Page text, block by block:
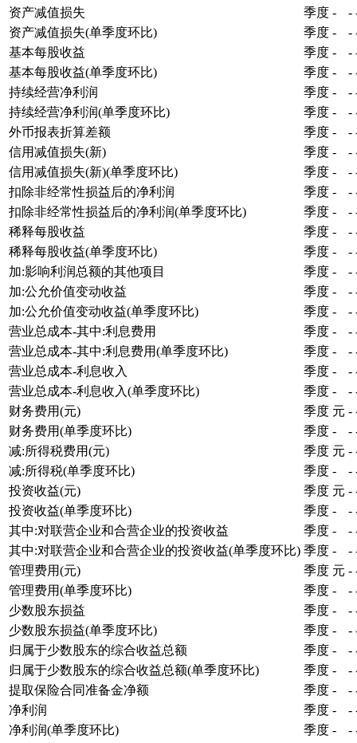
资产减值损失
季度 - -
资产减值损失(单季度环比)
季度 - -
基本每股收益
季度 - -
基本每股收益(单季度环比)
季度 - -
持续经营净利润
季度 - -
持续经营净利润(单季度环比)
季度 - -
外币报表折算差额
季度 - -
信用减值损失(新)
季度 - -
信用减值损失(新)(单季度环比)
季度 - -
扣除非经常性损益后的净利润
季度 - -
扣除非经常性损益后的净利润(单季度环比)
季度 - -
稀释每股收益
季度 - -
稀释每股收益(单季度环比)
季度 - -
加:影响利润总额的其他项目
季度 - -
加:公允价值变动收益
季度 - -
加:公允价值变动收益(单季度环比)
季度 - -
营业总成本-其中:利息费用
季度 - -
营业总成本-其中:利息费用(单季度环比)
季度 - -
营业总成本-利息收入
季度 - -
营业总成本-利息收入(单季度环比)
季度 - -
财务费用(元)
季度 元 -
财务费用(单季度环比)
季度 - -
减:所得税费用(元)
季度 元 -
减:所得税(单季度环比)
季度 - -
投资收益(元)
季度 元 -
投资收益(单季度环比)
季度 - -
其中:对联营企业和合营企业的投资收益
季度 - -
其中:对联营企业和合营企业的投资收益(单季度环比) 季度 - -
管理费用(元)
季度 元 -
管理费用(单季度环比)
季度 - -
少数股东损益
季度 - -
少数股东损益(单季度环比)
季度 - -
归属于少数股东的综合收益总额
季度 - -
归属于少数股东的综合收益总额(单季度环比)
季度 - -
提取保险合同准备金净额
季度 - -
净利润
季度 - -
净利润(单季度环比)
季度 - -